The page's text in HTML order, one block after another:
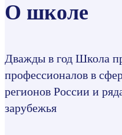
О школе
Дважды в год Школа
профессионалов в
регионов России и
зарубежья